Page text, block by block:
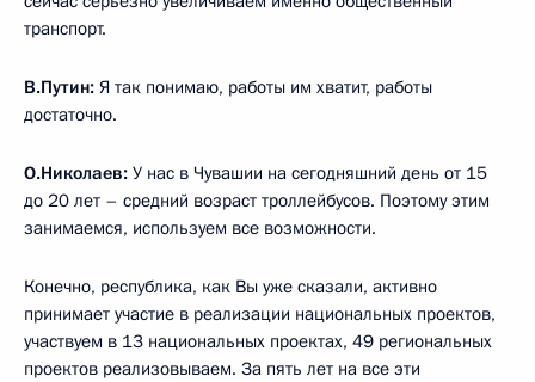
транспорт.
В.Путин: Я так понимаю, работы им хватит, работы
достаточно.
О.Николаев: У нас в Чувашии на сегодняшний день от 15
до 20 лет – средний возраст троллейбусов. Поэтому этим
занимаемся, используем все возможности.
Конечно, республика, как Вы уже сказали, активно
принимает участие в реализации национальных проектов,
участвуем в 13 национальных проектах, 49 региональных
проектов реализовываем. За пять лет на все эти